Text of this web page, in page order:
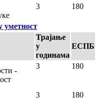
3 180
уметност
Трајање
у
годинама
ЕСПБ
-
3 180
3 180